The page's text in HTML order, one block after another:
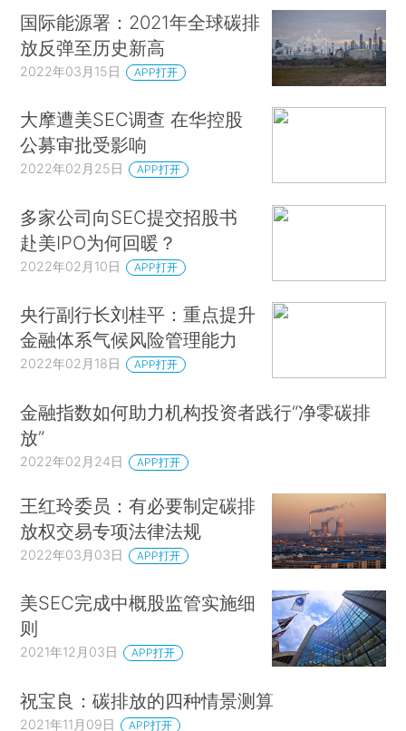
国际能源署：2021年全球碳排
放反弹至历史新高
2022年03月15日 APP打开
大摩遭美SEC调查 在华控股
公募审批受影响
2022年02月25日 APP打开
多家公司向SEC提交招股书
赴美IPO为何回暖？
2022年02月10日 APP打开
央行副行长刘桂平：重点提升
金融体系气候风险管理能力
2022年02月18日 APP打开
金融指数如何助力机构投资者践行“净零碳排
放”
2022年02月24日 APP打开
王红玲委员：有必要制定碳排
放权交易专项法律法规
2022年03月03日 APP打开
美SEC完成中概股监管实施细
则
2021年12月03日 APP打开
祝宝良：碳排放的四种情景测算
2021年11月09日 APP打开